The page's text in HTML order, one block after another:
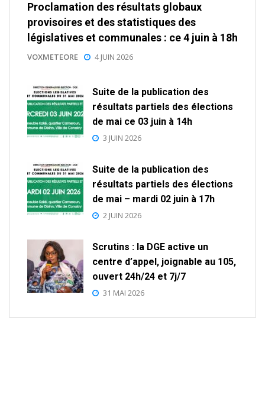
Proclamation des résultats globaux
provisoires et des statistiques des
législatives et communales : ce 4 juin à 18h
VOXMETEORE 4 JUIN 2026
Suite de la publication des
résultats partiels des élections
de mai ce 03 juin à 14h
3 JUIN 2026
Suite de la publication des
résultats partiels des élections
de mai – mardi 02 juin à 17h
2 JUIN 2026
Scrutins : la DGE active un
centre d’appel, joignable au 105,
ouvert 24h/24 et 7j/7
31 MAI 2026